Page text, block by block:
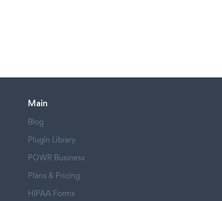
Main
Blog
Plugin Library
POWR Business
Plans & Pricing
HIPAA Forms